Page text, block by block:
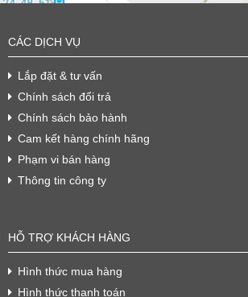
CÁC DỊCH VỤ
Lắp đặt & tư vấn
Chính sách đổi trả
Chính sách bảo hành
Cam kết hàng chính hãng
Phạm vi bán hàng
Thông tin công ty
HỖ TRỢ KHÁCH HÀNG
Hình thức mua hàng
Hình thức thanh toán